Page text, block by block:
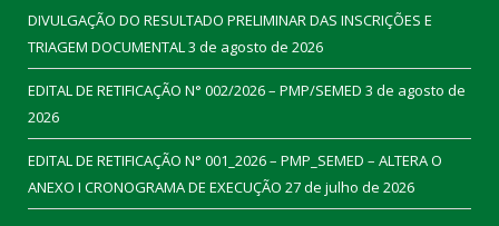
DIVULGAÇÃO DO RESULTADO PRELIMINAR DAS INSCRIÇÕES E
TRIAGEM DOCUMENTAL3 de agosto de 2026
EDITAL DE RETIFICAÇÃO N° 002/2026 – PMP/SEMED 3 de agosto de
2026
EDITAL DE RETIFICAÇÃO N° 001_2026 – PMP_SEMED – ALTERA O
ANEXO I CRONOGRAMA DE EXECUÇÃO 27 de julho de 2026